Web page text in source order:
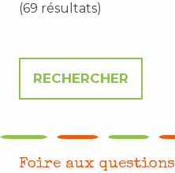
(69 résultats)
Foire aux questions